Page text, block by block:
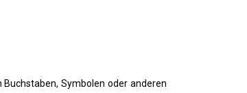
Buchstaben, Symbolen oder anderen